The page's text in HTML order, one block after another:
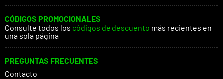
CÓDIGOS PROMOCIONALES
Consulte todos los códigos de descuento más recientes en
una sola página
PREGUNTAS FRECUENTES
Contacto